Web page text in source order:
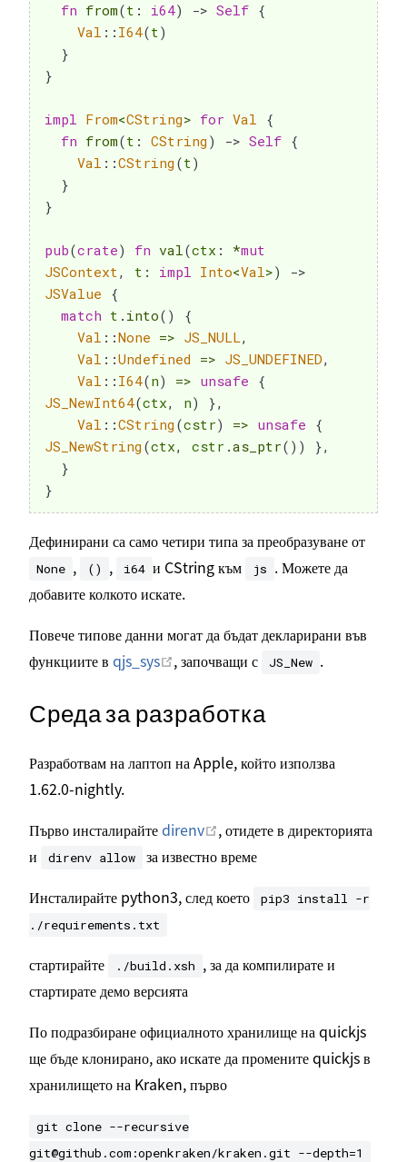
fn from(t : i64) -> Self {
Val :: I64(t)
}
}
impl From<CString> for Val {
fn from(t : CString ) -> Self {
Val ::CString (t)
}
}
pub(crate) fn val(ctx : *mut
JSContext, t : impl Into<Val>)
->
JSValue {
match t . into( )
{
Val ::None => JS_NULL,
Val ::Undefined => JS_UNDEFINED,
Val :: I64(n) => unsafe {
JS_NewInt64(ctx, n) },
Val ::CString (cstr) => unsafe {
JS_NewString (ctx, cstr .as_ptr( ) ) },
}
}
Дефинирани са само четири типа за преобразуване от
None , () , i64 и CString към js . Можете да
добавите колкото искате.
Повече типове данни могат да бъдат декларирани във
функциите в qjs_sys Отваряне в нов прозорец
, започващи с JS_New .
Среда за разработка
Разработвам на лаптоп на Apple, който използва
1.62.0-nightly.
Първо инсталирайтеdirenv Отваряне в нов прозорец
, отидете в директорията
и
direnv allow
за известно време
Инсталирайте python3, след което
pip3 install -r
./requirements.txt
стартирайте ./build.xsh , за да компилирате и
стартирате демо версията
По подразбиране официалното хранилище на quickjs
ще бъде клонирано, ако искате да промените quickjs в
хранилището на Kraken, първо
git clone --recursive
git@github.com:openkraken/kraken.git --depth=1